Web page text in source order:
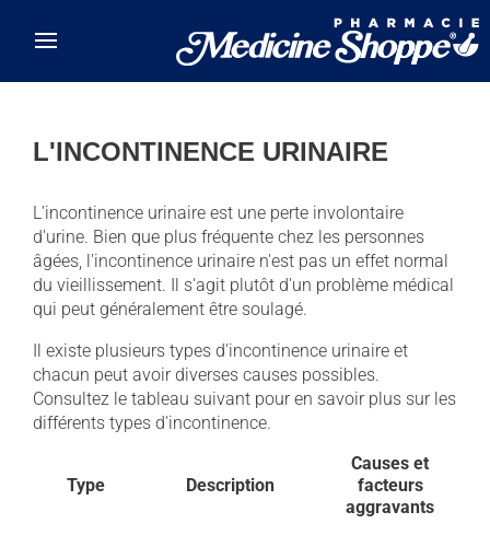
L'INCONTINENCE URINAIRE
L'incontinence urinaire est une perte involontaire
d'urine. Bien que plus fréquente chez les personnes
âgées, l'incontinence urinaire n'est pas un effet normal
du vieillissement. Il s'agit plutôt d'un problème médical
qui peut généralement être soulagé.
Il existe plusieurs types d'incontinence urinaire et
chacun peut avoir diverses causes possibles.
Consultez le tableau suivant pour en savoir plus sur les
différents types d'incontinence.
Type Description
Causes et
facteurs
aggravants